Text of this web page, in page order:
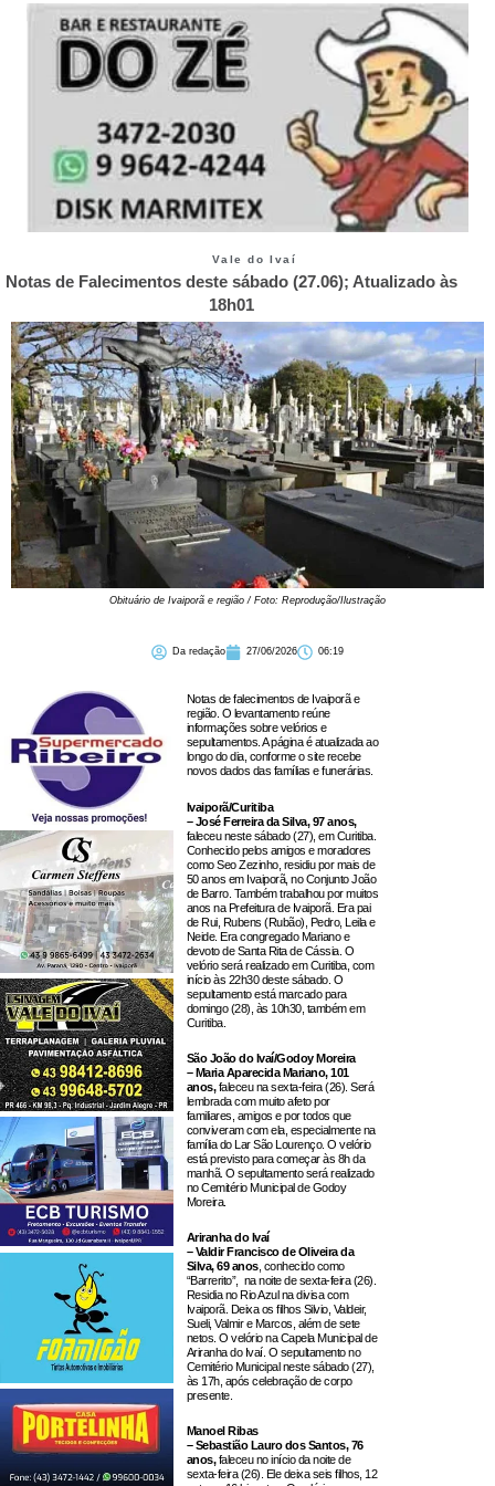
Vale do Ivaí
Notas de Falecimentos deste sábado (27.06); Atualizado às
18h01
Obituário de Ivaiporã e região / Foto: Reprodução/Ilustração
Da redação 27/06/2026 06:19
Notas de falecimentos de Ivaiporã e
região. O levantamento reúne
informações sobre velórios e
sepultamentos. A página é atualizada ao
longo do dia, conforme o site recebe
novos dados das famílias e funerárias.
Ivaiporã/Curitiba
– José Ferreira da Silva, 97 anos,
faleceu neste sábado (27), em Curitiba.
Conhecido pelos amigos e moradores
como Seo Zezinho, residiu por mais de
50 anos em Ivaiporã, no Conjunto João
de Barro. Também trabalhou por muitos
anos na Prefeitura de Ivaiporã. Era pai
de Rui, Rubens (Rubão), Pedro, Leila e
Neide. Era congregado Mariano e
devoto de Santa Rita de Cássia. O
velório será realizado em Curitiba, com
início às 22h30 deste sábado. O
sepultamento está marcado para
domingo (28), às 10h30, também em
Curitiba.
São João do Ivaí/Godoy Moreira
– Maria Aparecida Mariano, 101
anos,faleceu na sexta-feira (26). Será
lembrada com muito afeto por
familiares, amigos e por todos que
conviveram com ela, especialmente na
família do Lar São Lourenço. O velório
está previsto para começar às 8h da
manhã. O sepultamento será realizado
no Cemitério Municipal de Godoy
Moreira.
Ariranha do Ivaí
– Valdir Francisco de Oliveira da
Silva, 69 anos, conhecido como
“Barrerito”, na noite de sexta-feira (26).
Residia no Rio Azul na divisa com
Ivaiporã. Deixa os filhos Silvio, Valdeir,
Sueli, Valmir e Marcos, além de sete
netos. O velório na Capela Municipal de
Ariranha do Ivaí. O sepultamento no
Cemitério Municipal neste sábado (27),
às 17h, após celebração de corpo
presente.
Manoel Ribas
– Sebastião Lauro dos Santos, 76
anos,faleceu no início da noite de
sexta-feira (26). Ele deixa seis filhos, 12